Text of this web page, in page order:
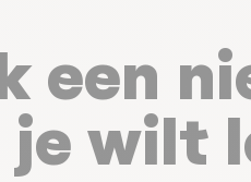
een
je wilt